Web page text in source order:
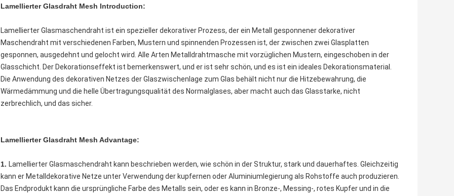
Lamellierter Glasdraht Mesh Introduction:
Lamellierter Glasmaschendraht ist ein spezieller dekorativer Prozess, der ein Metall gesponnener dekorativer
Maschendraht mit verschiedenen Farben, Mustern und spinnenden Prozessen ist, der zwischen zwei Glasplatten
gesponnen, ausgedehnt und gelocht wird. Alle Arten Metalldrahtmasche mit vorzüglichen Mustern, eingeschoben in der
Glasschicht. Der Dekorationseffekt ist bemerkenswert, und er ist sehr schön, und es ist ein ideales Dekorationsmaterial.
Die Anwendung des dekorativen Netzes der Glaszwischenlage zum Glas behält nicht nur die Hitzebewahrung, die
Wärmedämmung und die helle Übertragungsqualität des Normalglases, aber macht auch das Glasstarke, nicht
zerbrechlich, und das sicher.
Lamellierter Glasdraht Mesh Advantage:
1. Lamellierter Glasmaschendraht kann beschrieben werden, wie schön in der Struktur, stark und dauerhaftes. Gleichzeitig
kann er Metalldekorative Netze unter Verwendung der kupfernen oder Aluminiumlegierung als Rohstoffe auch produzieren.
Das Endprodukt kann die ursprüngliche Farbe des Metalls sein, oder es kann in Bronze-, Messing-, rotes Kupfer und in die